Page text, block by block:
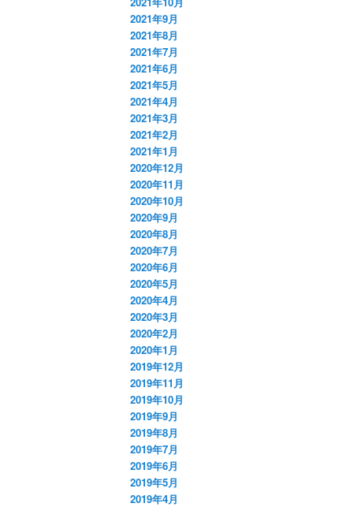
2021年9月
2021年8月
2021年7月
2021年6月
2021年5月
2021年4月
2021年3月
2021年2月
2021年1月
2020年12月
2020年11月
2020年10月
2020年9月
2020年8月
2020年7月
2020年6月
2020年5月
2020年4月
2020年3月
2020年2月
2020年1月
2019年12月
2019年11月
2019年10月
2019年9月
2019年8月
2019年7月
2019年6月
2019年5月
2019年4月